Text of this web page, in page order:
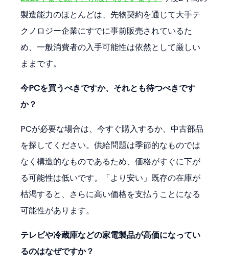
製造能力のほとんどは、先物契約を通じて大手テ
クノロジー企業にすでに事前販売されているた
め、一般消費者の入手可能性は依然として厳しい
ままです。
今PCを買うべきですか、それとも待つべきです
か？
PCが必要な場合は、今すぐ購入するか、中古部品
を探してください。供給問題は季節的なものでは
なく構造的なものであるため、価格がすぐに下が
る可能性は低いです。「より安い」既存の在庫が
枯渇すると、さらに高い価格を支払うことになる
可能性があります。
テレビや冷蔵庫などの家電製品が高価になってい
るのはなぜですか？